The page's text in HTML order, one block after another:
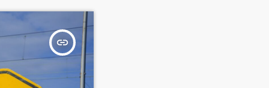
insert_link